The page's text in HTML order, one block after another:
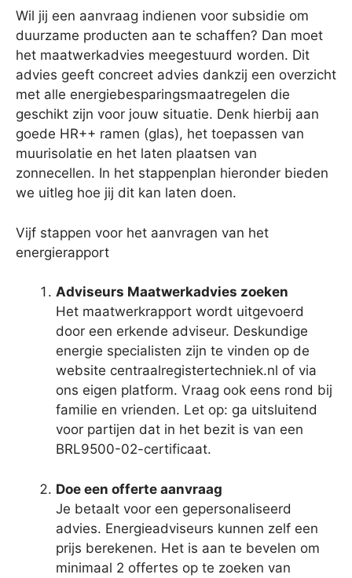
Wil jij een aanvraag indienen voor subsidie om
duurzame producten aan te schaffen? Dan moet
het maatwerkadvies meegestuurd worden. Dit
advies geeft concreet advies dankzij een overzicht
met alle energiebesparingsmaatregelen die
geschikt zijn voor jouw situatie. Denk hierbij aan
goede HR++ ramen (glas), het toepassen van
muurisolatie en het laten plaatsen van
zonnecellen. In het stappenplan hieronder bieden
we uitleg hoe jij dit kan laten doen.
Vijf stappen voor het aanvragen van het
energierapport
Adviseurs Maatwerkadvies zoeken
Het maatwerkrapport wordt uitgevoerd
door een erkende adviseur. Deskundige
energie specialisten zijn te vinden op de
website centraalregistertechniek.nl of via
ons eigen platform. Vraag ook eens rond bij
familie en vrienden. Let op: ga uitsluitend
voor partijen dat in het bezit is van een
BRL9500-02-certificaat.
Doe een offerte aanvraag
Je betaalt voor een gepersonaliseerd
advies. Energieadviseurs kunnen zelf een
prijs berekenen. Het is aan te bevelen om
minimaal 2 offertes op te zoeken van